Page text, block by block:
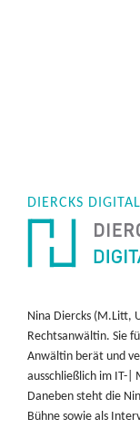
DIERCKS
Nina Diercks (M.Litt,
Rechtsanwältin. Sie
Anwältin berät und
ausschließlich im IT-
Daneben steht die
Bühne sowie als